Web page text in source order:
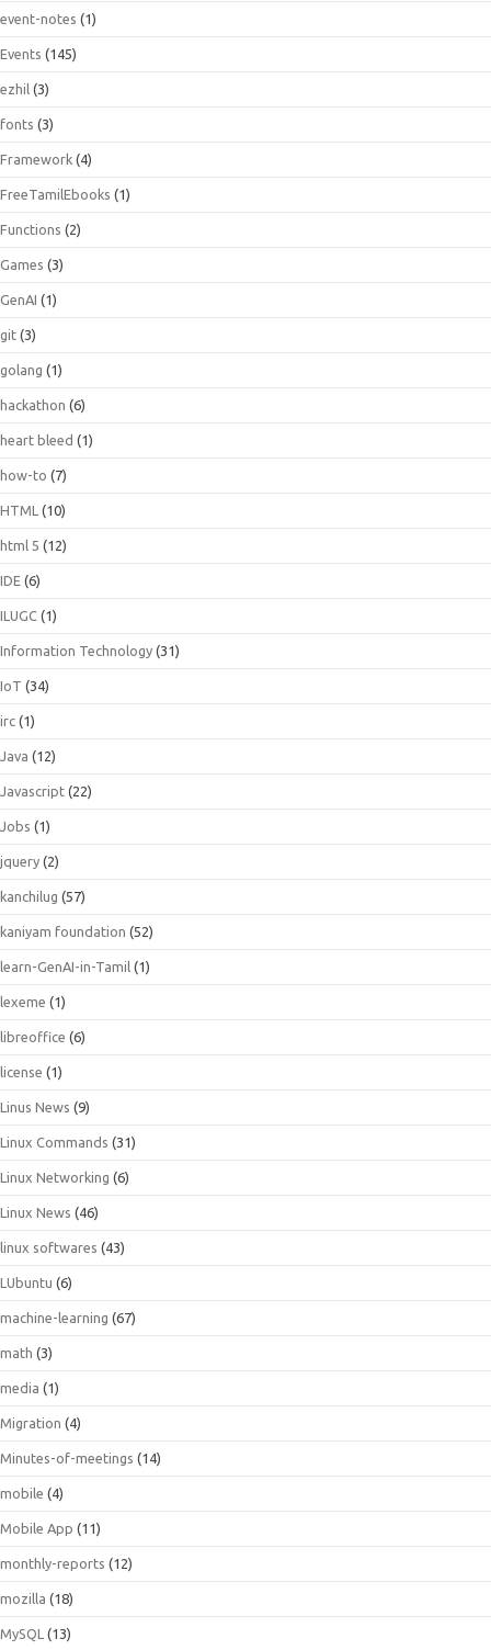
event-notes (1)
Events (145)
ezhil (3)
fonts (3)
Framework (4)
FreeTamilEbooks (1)
Functions (2)
Games (3)
GenAI (1)
git (3)
golang (1)
hackathon (6)
heart bleed (1)
how-to (7)
HTML (10)
html 5 (12)
IDE (6)
ILUGC (1)
Information Technology (31)
IoT (34)
irc (1)
Java (12)
Javascript (22)
Jobs (1)
jquery (2)
kanchilug (57)
kaniyam foundation (52)
learn-GenAI-in-Tamil (1)
lexeme (1)
libreoffice (6)
license (1)
Linus News (9)
Linux Commands (31)
Linux Networking (6)
Linux News (46)
linux softwares (43)
LUbuntu (6)
machine-learning (67)
math (3)
media (1)
Migration (4)
Minutes-of-meetings (14)
mobile (4)
Mobile App (11)
monthly-reports (12)
mozilla (18)
MySQL (13)